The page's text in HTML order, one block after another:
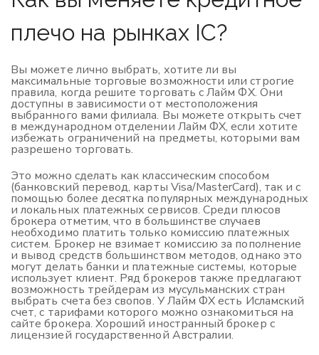
плечо на рынках IC?
Вы можете лично выбрать, хотите ли вы
максимальные торговые возможности или строгие
правила, когда решите торговать с Лайм ФХ. Они
доступны в зависимости от местоположения
выбранного вами филиала. Вы можете открыть счет
в международном отделении Лайм ФХ, если хотите
избежать ограничений на предметы, которыми вам
разрешено торговать.
Это можно сделать как классическим способом
(банковский перевод, карты Visa/MasterCard), так и с
помощью более десятка популярных международных
и локальных платежных сервисов. Среди плюсов
брокера отметим, что в большинстве случаев
необходимо платить только комиссию платежных
систем. Брокер не взимает комиссию за пополнение
и вывод средств большинством методов, однако это
могут делать банки и платежные системы, которые
использует клиент. Ряд брокеров также предлагают
возможность трейдерам из мусульманских стран
выбрать счета без свопов. У Лайм ФХ есть Исламский
счет, с тарифами которого можно ознакомиться на
сайте брокера. Хороший иностранный брокер с
лицензией государственной Австралии.